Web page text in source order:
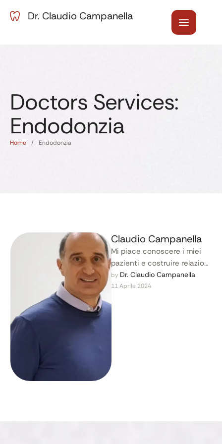
Dr. Claudio Campanella
Doctors Services:
Endodonzia
Home / Endodonzia
Claudio Campanella
Mi piace conoscere i miei
pazienti e costruire relazioni
significative. Capisco che
ogni persona è unica e ha …
by Dr. Claudio Campanella
11 Aprile 2024